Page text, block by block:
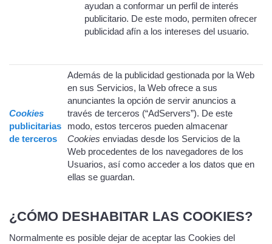
ayudan a conformar un perfil de interés
publicitario. De este modo, permiten ofrecer
publicidad afín a los intereses del usuario.
Cookies
publicitarias
de terceros
Además de la publicidad gestionada por la Web
en sus Servicios, la Web ofrece a sus
anunciantes la opción de servir anuncios a
través de terceros (“AdServers”). De este
modo, estos terceros pueden almacenar
Cookies enviadas desde los Servicios de la
Web procedentes de los navegadores de los
Usuarios, así como acceder a los datos que en
ellas se guardan.
¿CÓMO DESHABITAR LAS COOKIES?
Normalmente es posible dejar de aceptar las Cookies del